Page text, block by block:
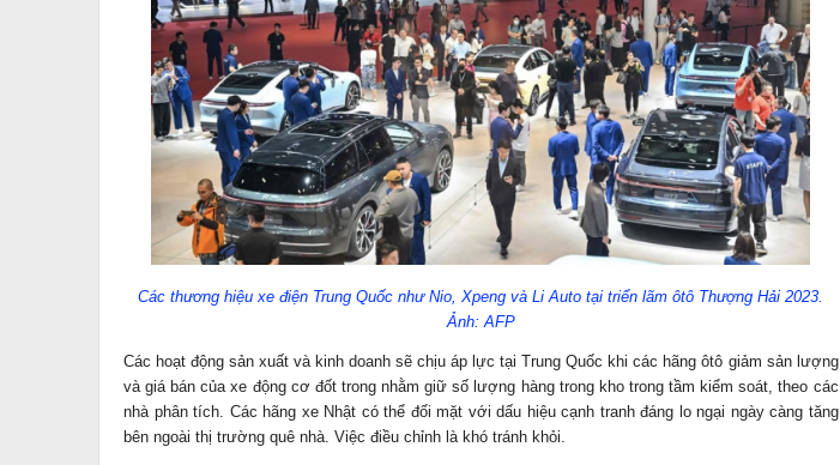
Các thương hiệu xe điện Trung Quốc như Nio, Xpeng và Li Auto tại triển lãm ôtô Thượng Hải 2023.
Ảnh: AFP
Các hoạt động sản xuất và kinh doanh sẽ chịu áp lực tại Trung Quốc khi các hãng ôtô giảm sản lượng
và giá bán của xe động cơ đốt trong nhằm giữ số lượng hàng trong kho trong tầm kiểm soát, theo các
nhà phân tích. Các hãng xe Nhật có thể đối mặt với dấu hiệu cạnh tranh đáng lo ngại ngày càng tăng
bên ngoài thị trường quê nhà. Việc điều chỉnh là khó tránh khỏi.